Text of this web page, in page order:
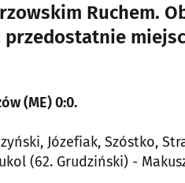
Ruchem.
przedostatnie
(ME) 0:0.
Józefiak, Szóstko,
(62. Grudziński) -